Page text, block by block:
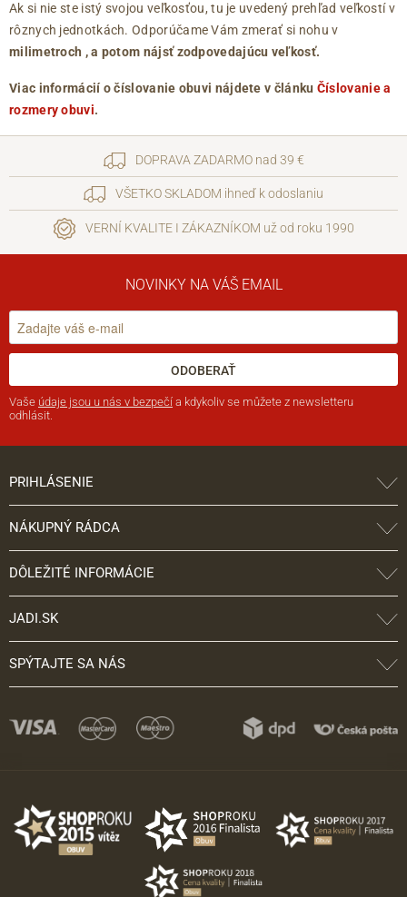
Ak si nie ste istý svojou veľkosťou, tu je uvedený prehľad veľkostí v
rôznych jednotkách. Odporúčame Vám zmerať si nohu v
milimetroch , a potom nájsť zodpovedajúcu veľkosť.
Viac informácií o číslovanie obuvi nájdete v článku Číslovanie a
rozmery obuvi.
DOPRAVA ZADARMO nad 39 €
VŠETKO SKLADOM ihneď k odoslaniu
VERNÍ KVALITE I ZÁKAZNÍKOM už od roku 1990
NOVINKY NA VÁŠ EMAIL
ODOBERAŤ
Vaše údaje jsou u nás v bezpečí a kdykoliv se můžete z newsletteru
odhlásit.
PRIHLÁSENIE
NÁKUPNÝ RÁDCA
DÔLEŽITÉ INFORMÁCIE
JADI.SK
SPÝTAJTE SA NÁS